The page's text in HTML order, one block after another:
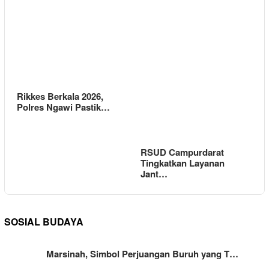
Rikkes Berkala 2026,
Polres Ngawi Pastik…
RSUD Campurdarat
Tingkatkan Layanan
Jant…
SOSIAL BUDAYA
Marsinah, Simbol Perjuangan Buruh yang T…